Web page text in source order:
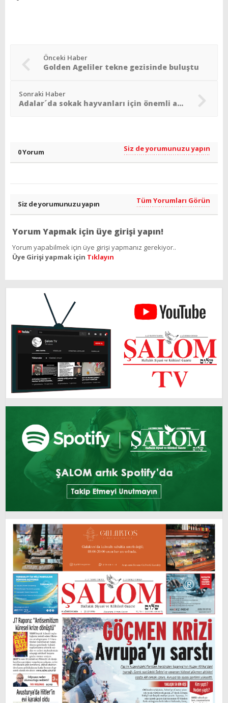
Önceki Haber
Golden Ageliler tekne gezisinde buluştu
Sonraki Haber
Adalar´da sokak hayvanları için önemli adım
0 Yorum Siz de yorumunuzu yapın
Siz de yorumunuzu yapın Tüm Yorumları Görün
Yorum Yapmak için üye girişi yapın!
Yorum yapabilmek için üye girişi yapmanız gerekiyor..
Üye Girişi yapmak için Tıklayın